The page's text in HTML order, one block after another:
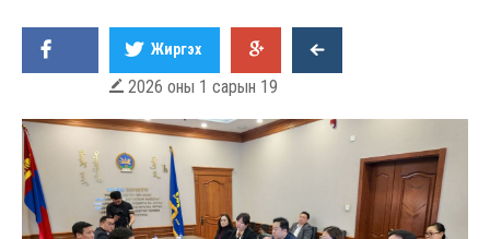
Жиргэх
 2026 оны 1 сарын 19